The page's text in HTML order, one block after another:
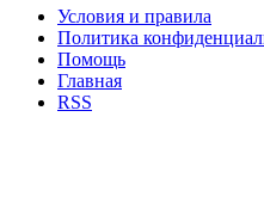
Условия и правила
Политика
Помощь
Главная
RSS